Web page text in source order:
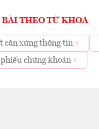
BÀI THEO TỪ KHOÁ
cân xứng thông tin
phiếu chứng khoán